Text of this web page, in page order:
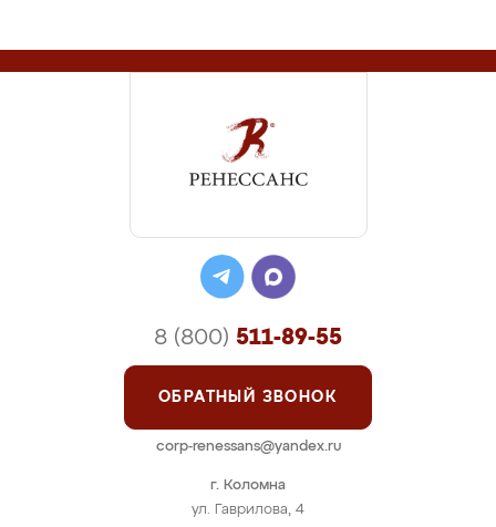
г. Коломна
ул. Гаврилова, 4
8 (800) 511-89-55
ОБРАТНЫЙ ЗВОНОК
corp-renessans@yandex.ru